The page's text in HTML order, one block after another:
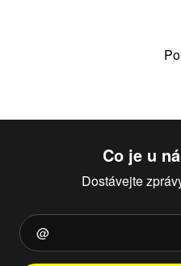
Co je u
Dostávejte